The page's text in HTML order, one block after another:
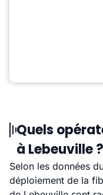
Quels
à Lebeuville ?
Selon les données
déploiement de la